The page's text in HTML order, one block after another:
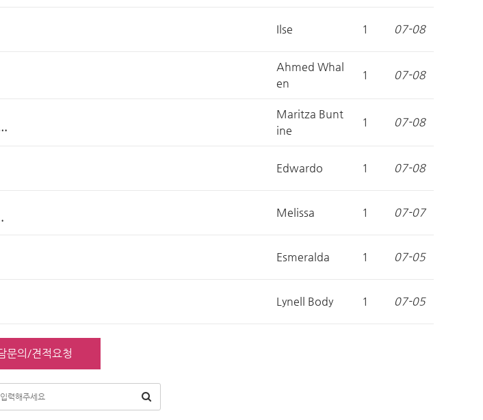
Ilse 1 07-08
Ahmed Whal
en
1 07-08
Maritza Bunt
ine
1 07-08
Edwardo 1 07-08
Melissa 1 07-07
Esmeralda 1 07-05
Lynell Body 1 07-05
문의/견적요청